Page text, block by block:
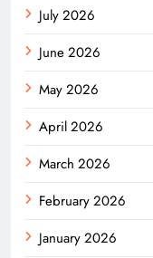
July 2026
June 2026
May 2026
April 2026
March 2026
February 2026
January 2026